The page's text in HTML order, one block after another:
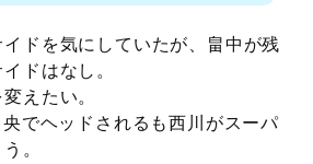
イドを気にしていたが、畠中が残
ドはなし。
えたい。
央でヘッドされるも西川がスーパ
。